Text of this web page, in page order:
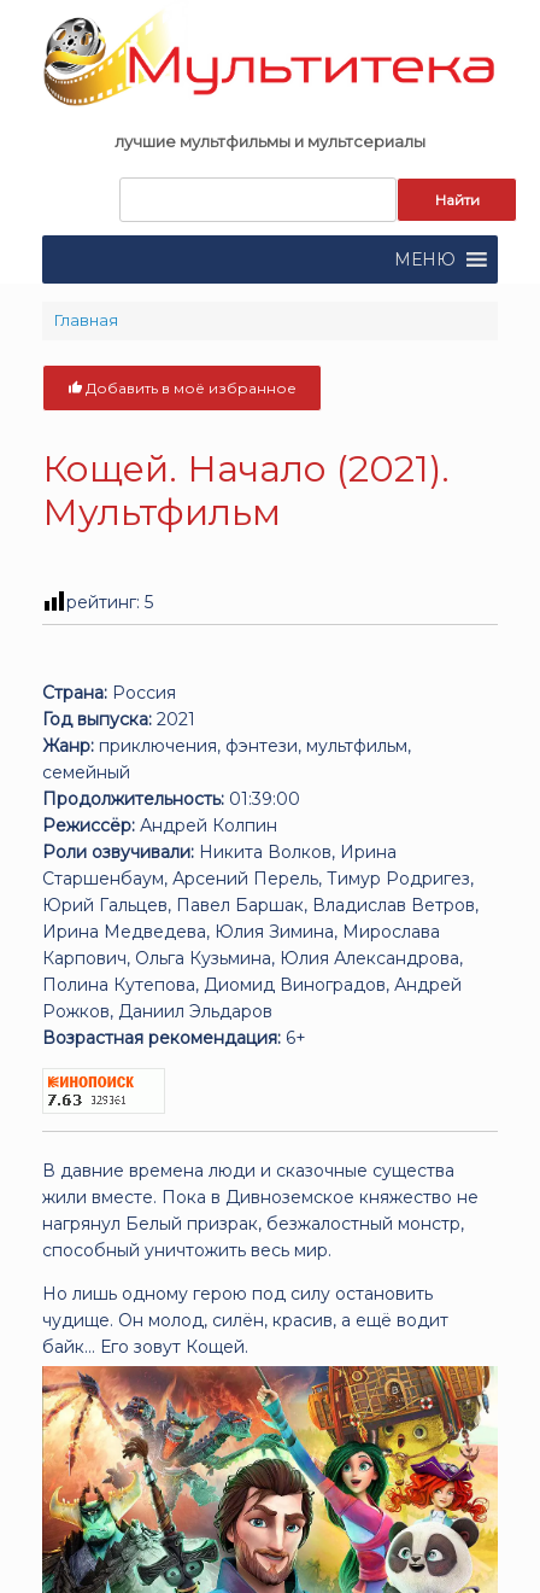
content
лучшие мультфильмы и мультсериалы
поиска:
МЕНЮ
Главная
Добавить в моё избранное
Кощей. Начало (2021).
Мультфильм
рейтинг: 5
Страна: Россия
Год выпуска: 2021
Жанр: приключения, фэнтези, мультфильм,
семейный
Продолжительность: 01:39:00
Режиссёр: Андрей Колпин
Роли озвучивали: Никита Волков, Ирина
Старшенбаум, Арсений Перель, Тимур Родригез,
Юрий Гальцев, Павел Баршак, Владислав Ветров,
Ирина Медведева, Юлия Зимина, Мирослава
Карпович, Ольга Кузьмина, Юлия Александрова,
Полина Кутепова, Диомид Виноградов, Андрей
Рожков, Даниил Эльдаров
Возрастная рекомендация: 6+
В давние времена люди и сказочные существа
жили вместе. Пока в Дивноземское княжество не
нагрянул Белый призрак, безжалостный монстр,
способный уничтожить весь мир.
Но лишь одному герою под силу остановить
чудище. Он молод, силён, красив, а ещё водит
байк… Его зовут Кощей.